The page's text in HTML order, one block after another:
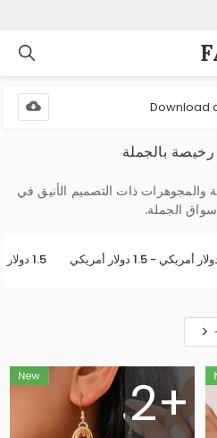
Download
بالجملة
والمجوهرات ذات التصميم الأنيق في
الجملة.
1.5 دولار أمريكي - 3 دولار أمريكي
2+